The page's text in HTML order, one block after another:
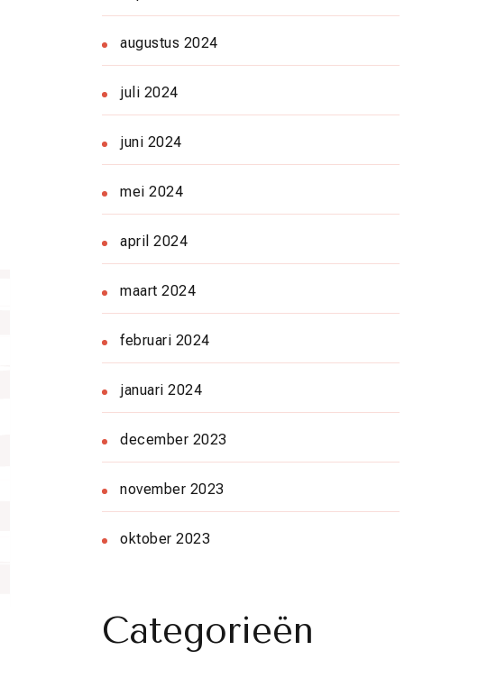
augustus 2024
juli 2024
juni 2024
mei 2024
april 2024
maart 2024
februari 2024
januari 2024
december 2023
november 2023
oktober 2023
Categorieën